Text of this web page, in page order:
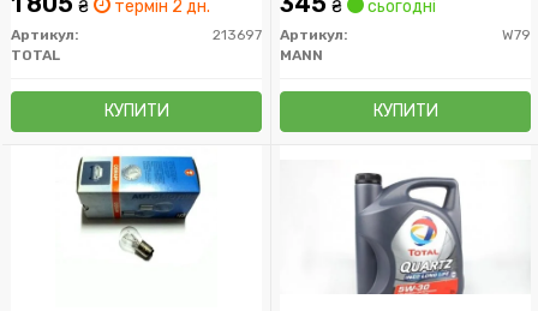
₴ термін 2 дн.
Артикул:
213697
TOTAL
КУПИТИ
₴ сьогодні
Артикул:
W79
MANN
КУПИТИ